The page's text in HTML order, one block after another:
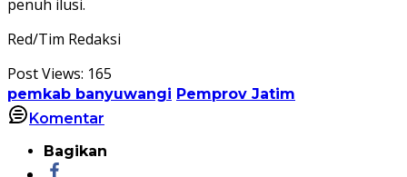
penuh ilusi.
Red/Tim Redaksi
Post Views: 165
pemkab banyuwangi Pemprov Jatim
Komentar
Bagikan